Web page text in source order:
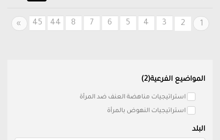
1
2
3
4
5
6
7
8
44
45
»
المواضيع الفرعية(2)
استراتيجيات مناهضة العنف ضد المرأة
استراتيجيات النهوض بالمرأة
البلد